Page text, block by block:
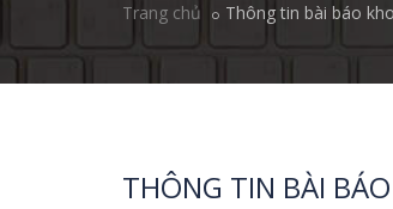
Trang chủ Thông tin bài báo
THÔNG TIN BÀI